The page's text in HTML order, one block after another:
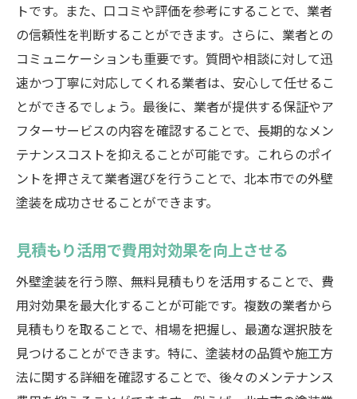
トです。また、口コミや評価を参考にすることで、業者
の信頼性を判断することができます。さらに、業者との
コミュニケーションも重要です。質問や相談に対して迅
速かつ丁寧に対応してくれる業者は、安心して任せるこ
とができるでしょう。最後に、業者が提供する保証やア
フターサービスの内容を確認することで、長期的なメン
テナンスコストを抑えることが可能です。これらのポイ
ントを押さえて業者選びを行うことで、北本市での外壁
塗装を成功させることができます。
見積もり活用で費用対効果を向上させる
外壁塗装を行う際、無料見積もりを活用することで、費
用対効果を最大化することが可能です。複数の業者から
見積もりを取ることで、相場を把握し、最適な選択肢を
見つけることができます。特に、塗装材の品質や施工方
法に関する詳細を確認することで、後々のメンテナンス